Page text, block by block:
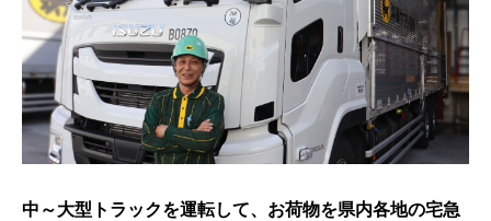
中～大型トラックを運転して、お荷物を県内各地の宅急